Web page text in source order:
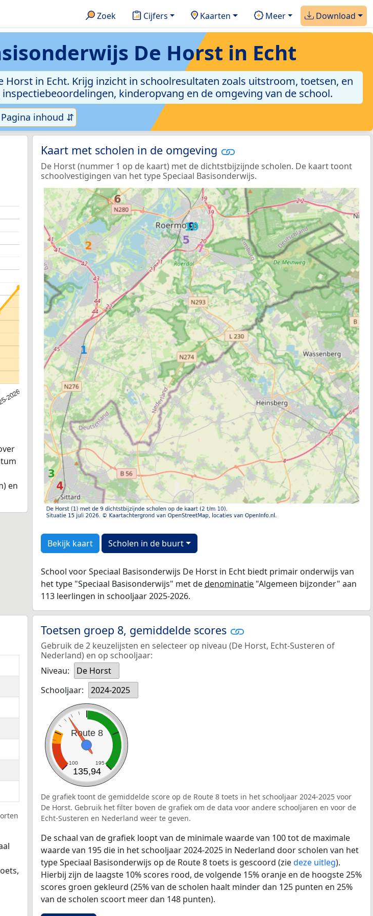
Zoek Cijfers Kaarten Meer Download
De Horst in Echt
in Echt. Krijg inzicht in schoolresultaten zoals uitstroom, toetsen, en
kinderopvang en de omgeving van de school.
Pagina inhoud ⇵
2026
en
Kaart met scholen in de omgeving
De Horst (nummer 1 op de kaart) met de dichtstbijzijnde scholen. De kaart toont
schoolvestigingen van het type Speciaal Basisonderwijs.
Bekijk kaart Scholen in de buurt
School voor Speciaal Basisonderwijs De Horst in Echt biedt primair onderwijs van
het type "Speciaal Basisonderwijs" met dedenominatie "Algemeen bijzonder" aan
113 leerlingen in schooljaar 2025-2026.
Toetsen groep 8, gemiddelde scores
Gebruik de 2 keuzelijsten en selecteer op niveau (De Horst, Echt-Susteren of
Nederland) en op schooljaar:
Niveau:
De Horst
Schooljaar:
2024-2025
Route 8
100 195
135,94
De grafiek toont de gemiddelde score op de Route 8 toets in het schooljaar 2024-2025 voor
De Horst. Gebruik het filter boven de grafiek om de data voor andere schooljaren en voor de
Echt-Susteren en Nederland weer te geven.
De schaal van de grafiek loopt van de minimale waarde van 100 tot de maximale
waarde van 195 die in het schooljaar 2024-2025 in Nederland door scholen van het
type Speciaal Basisonderwijs op de Route 8 toets is gescoord (ziedeze uitleg).
Hierbij zijn de laagste 10% scores rood, de volgende 15% oranje en de hoogste 25%
scores groen gekleurd (25% van de scholen haalt minder dan 125 punten en 25%
van de scholen scoort meer dan 148 punten).